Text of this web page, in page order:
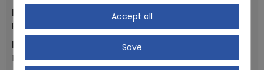
Marque
Piaggio
Première année d'inscription
1972
Accept all
Save